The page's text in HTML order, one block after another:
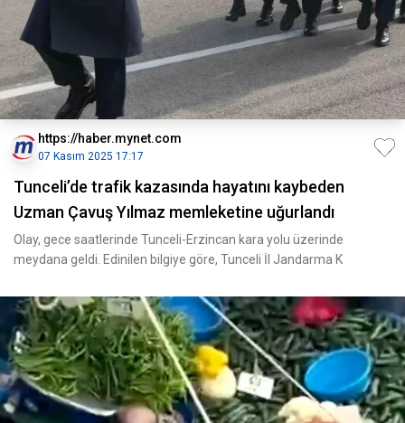
https://haber.mynet.com
07 Kasım 2025 17:17
Tunceli’de trafik kazasında hayatını kaybeden
Uzman Çavuş Yılmaz memleketine uğurlandı
Olay, gece saatlerinde Tunceli-Erzincan kara yolu üzerinde
meydana geldi. Edinilen bilgiye göre, Tunceli İl Jandarma K